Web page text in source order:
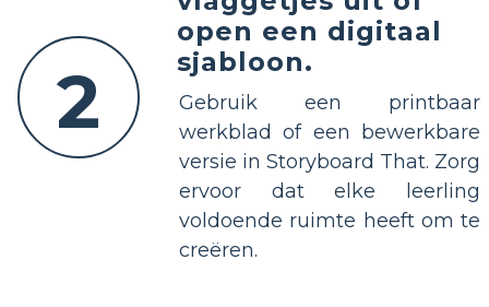
2
open een digitaal
sjabloon.
Gebruik een printbaar
werkblad of een bewerkbare
versie in Storyboard That. Zorg
ervoor dat elke leerling
voldoende ruimte heeft om te
creëren.